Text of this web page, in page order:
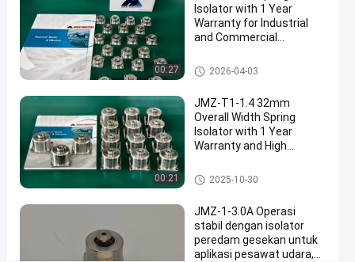
conditioner
dengan
spring
isolator
isolasi
pegas
K
a
00:27
Isolator with 1 Year
Warranty for Industrial
and Commercial
Shock Absorption
Pengisolasi Spring
2026-04-03
00:21
JMZ-T1-1.4 32mm
Overall Width Spring
Isolator with 1 Year
Warranty and High
Vibration Isolation
Pengisolasi Spring
2025-10-30
JMZ-1-3.0A Operasi
stabil dengan isolator
peredam gesekan untuk
aplikasi pesawat udara,